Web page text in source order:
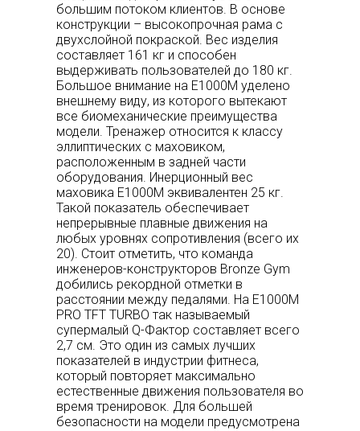
большим потоком клиентов. В основе
конструкции – высокопрочная рама с
двухслойной покраской. Вес изделия
составляет 161 кг и способен
выдерживать пользователей до 180 кг.
Большое внимание на E1000M уделено
внешнему виду, из которого вытекают
все биомеханические преимущества
модели. Тренажер относится к классу
эллиптических с маховиком,
расположенным в задней части
оборудования. Инерционный вес
маховика E1000M эквивалентен 25 кг.
Такой показатель обеспечивает
непрерывные плавные движения на
любых уровнях сопротивления (всего их
20). Стоит отметить, что команда
инженеров-конструкторов Bronze Gym
добились рекордной отметки в
расстоянии между педалями. На E1000M
PRO TFT TURBO так называемый
супермалый Q-Фактор составляет всего
2,7 см. Это один из самых лучших
показателей в индустрии фитнеса,
который повторяет максимально
естественные движения пользователя во
время тренировок. Для большей
безопасности на модели предусмотрена